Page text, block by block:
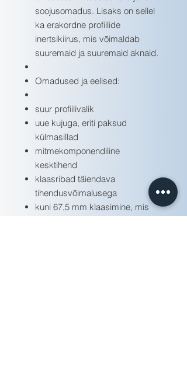
soojusomadus. Lisaks on sellel
ka erakordne profiilide
inertsikiirus, mis võimaldab
suuremaid ja suuremaid aknaid.
Omadused ja eelised:
suur profiilivalik
uue kujuga, eriti paksud
külmasillad
mitmekomponendiline
kesktihend
klaasribad täiendava
tihendusvõimalusega
kuni 67,5 mm klaasimine, mis